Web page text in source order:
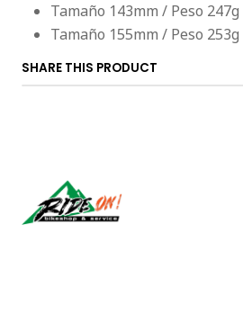
Tamaño 143mm / Peso 247g
Tamaño 155mm / Peso 253g
SHARE THIS PRODUCT